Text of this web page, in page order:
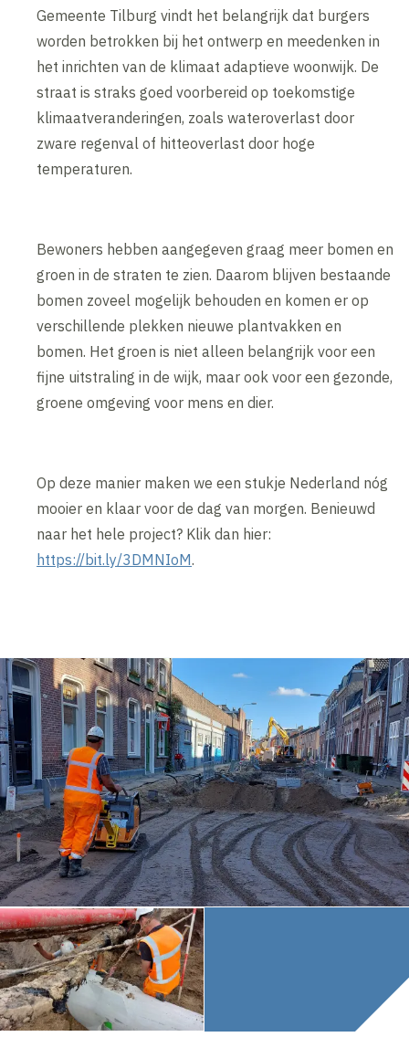
Gemeente Tilburg vindt het belangrijk dat burgers
worden betrokken bij het ontwerp en meedenken in
het inrichten van de klimaat adaptieve woonwijk. De
straat is straks goed voorbereid op toekomstige
klimaatveranderingen, zoals wateroverlast door
zware regenval of hitteoverlast door hoge
temperaturen.
Bewoners hebben aangegeven graag meer bomen en
groen in de straten te zien. Daarom blijven bestaande
bomen zoveel mogelijk behouden en komen er op
verschillende plekken nieuwe plantvakken en
bomen. Het groen is niet alleen belangrijk voor een
fijne uitstraling in de wijk, maar ook voor een gezonde,
groene omgeving voor mens en dier.
Op deze manier maken we een stukje Nederland nóg
mooier en klaar voor de dag van morgen. Benieuwd
naar het hele project? Klik dan hier:
https://bit.ly/3DMNIoM.